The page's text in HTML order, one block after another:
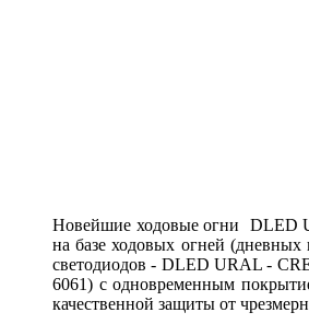
Новейшие ходовые огни DLED
на базе ходовых огней
светодиодов - DLED URAL -
6061) с одновременным
качественной защиты от